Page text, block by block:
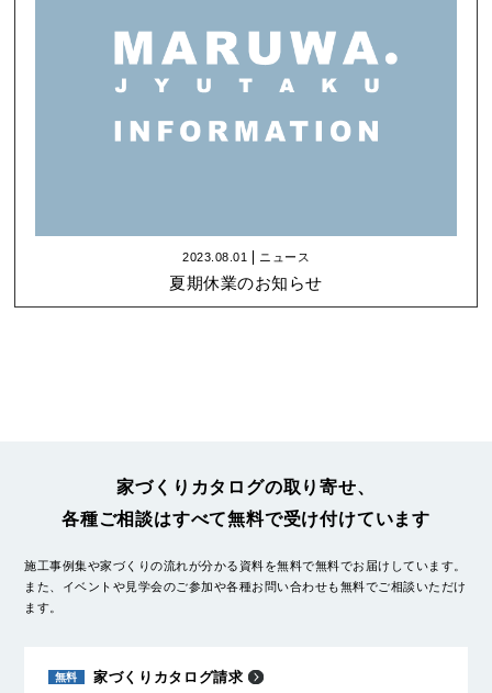
2023.08.01 ニュース
夏期休業のお知らせ
家づくりカタログの取り寄せ、
各種ご相談はすべて無料で受け付けています
施工事例集や家づくりの流れが分かる資料を無料で無料でお届けしています。
また、イベントや見学会のご参加や各種お問い合わせも無料でご相談いただけ
ます。
家づくりカタログ請求